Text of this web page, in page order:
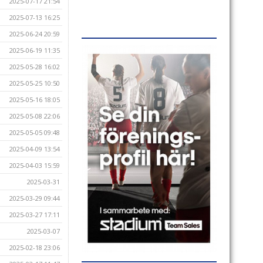
2025-07-13 16:25
2025-06-24 20:59
2025-06-19 11:35
2025-05-28 16:02
2025-05-25 10:50
2025-05-16 18:05
2025-05-08 22:06
2025-05-05 09:48
2025-04-09 13:54
2025-04-03 15:59
2025-03-31
2025-03-29 09:44
2025-03-27 17:11
2025-03-07
2025-02-18 23:06